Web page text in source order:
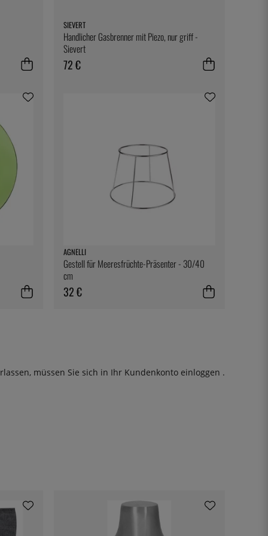
SIEVERT
Handlicher Gasbrenner mit Piezo, nur griff -
Sievert
72 €
AGNELLI
Gestell für Meeresfrüchte-Präsenter - 30/40
cm
32 €
müssen Sie sich in Ihr Kundenkonto einloggen .